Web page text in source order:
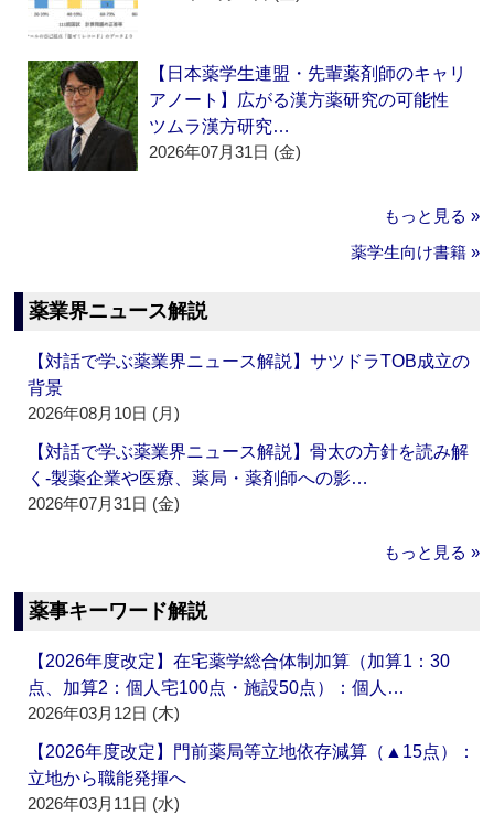
【日本薬学生連盟・先輩薬剤師のキャリ
アノート】広がる漢方薬研究の可能性
ツムラ漢方研究…
2026年07月31日 (金)
もっと見る »
薬学生向け書籍 »
薬業界ニュース解説
【対話で学ぶ薬業界ニュース解説】サツドラTOB成立の
背景
2026年08月10日 (月)
【対話で学ぶ薬業界ニュース解説】骨太の方針を読み解
く‐製薬企業や医療、薬局・薬剤師への影…
2026年07月31日 (金)
もっと見る »
薬事キーワード解説
【2026年度改定】在宅薬学総合体制加算（加算1：30
点、加算2：個人宅100点・施設50点）：個人…
2026年03月12日 (木)
【2026年度改定】門前薬局等立地依存減算（▲15点）：
立地から職能発揮へ
2026年03月11日 (水)